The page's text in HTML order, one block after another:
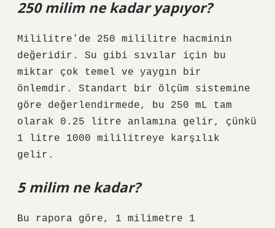
250 milim ne kadar yapıyor?
Mililitre’de 250 mililitre hacminin
değeridir. Su gibi sıvılar için bu
miktar çok temel ve yaygın bir
önlemdir. Standart bir ölçüm sistemine
göre değerlendirmede, bu 250 mL tam
olarak 0.25 litre anlamına gelir, çünkü
1 litre 1000 mililitreye karşılık
gelir.
5 milim ne kadar?
Bu rapora göre, 1 milimetre 1